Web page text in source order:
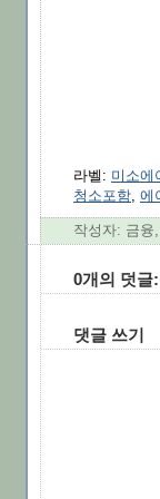
라벨: 미소에
청소포함 에
작성자: 금융
0개의 덧글:
댓글 쓰기